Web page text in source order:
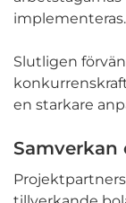
implementeras.
Slutligen
en starkare
Samverkan